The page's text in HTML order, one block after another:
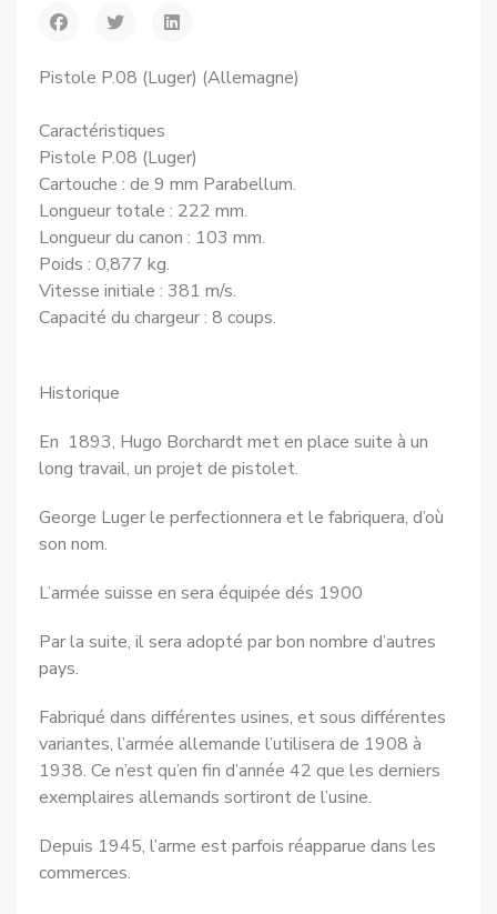
Pistole P.08 (Luger) (Allemagne)
Caractéristiques
Pistole P.08 (Luger)
Cartouche : de 9 mm Parabellum.
Longueur totale : 222 mm.
Longueur du canon : 103 mm.
Poids : 0,877 kg.
Vitesse initiale : 381 m/s.
Capacité du chargeur : 8 coups.
Historique
En 1893, Hugo Borchardt met en place suite à un
long travail, un projet de pistolet.
George Luger le perfectionnera et le fabriquera, d’où
son nom.
L’armée suisse en sera équipée dés 1900
Par la suite, il sera adopté par bon nombre d’autres
pays.
Fabriqué dans différentes usines, et sous différentes
variantes, l’armée allemande l’utilisera de 1908 à
1938. Ce n’est qu’en fin d’année 42 que les derniers
exemplaires allemands sortiront de l’usine.
Depuis 1945, l’arme est parfois réapparue dans les
commerces.